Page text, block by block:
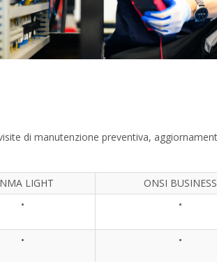
di manutenzione preventiva,
LIGHT
ONSI BUSINESS
• •
• •